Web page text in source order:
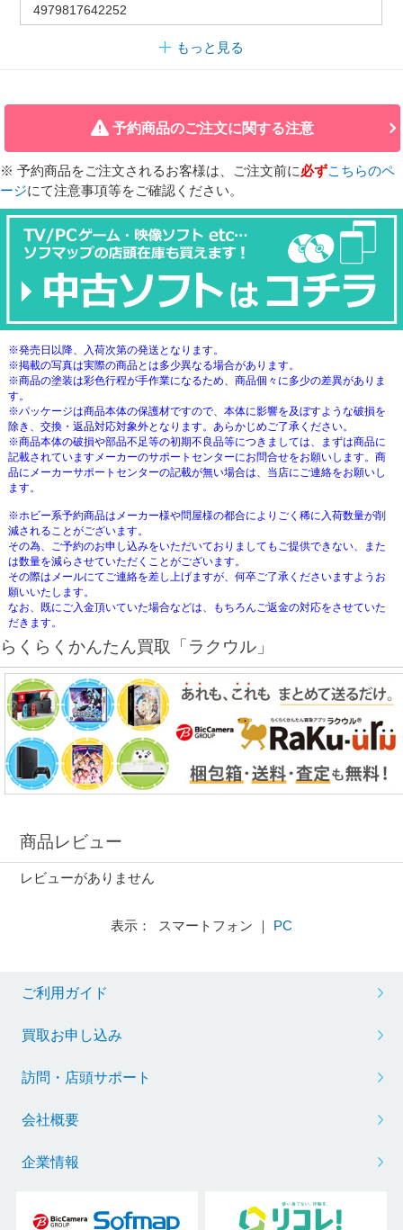
4979817642252
もっと見る
予約商品のご注文に関する注意
※ 予約商品をご注文されるお客様は、ご注文前に必ずこちらのペ
ージにて注意事項等をご確認ください。
※発売日以降、入荷次第の発送となります。
※掲載の写真は実際の商品とは多少異なる場合があります。
※商品の塗装は彩色行程が手作業になるため、商品個々に多少の差異がありま
す。
※パッケージは商品本体の保護材ですので、本体に影響を及ぼすような破損を
除き、交換・返品対応対象外となります。あらかじめご了承ください。
※商品本体の破損や部品不足等の初期不良品等につきましては、まずは商品に
記載されていますメーカーのサポートセンターにお問合せをお願いします。商
品にメーカーサポートセンターの記載が無い場合は、当店にご連絡をお願いし
ます。
※ホビー系予約商品はメーカー様や問屋様の都合によりごく稀に入荷数量が削
減されることがございます。
その為、ご予約のお申し込みをいただいておりましてもご提供できない、また
は数量を減らさせていただくことがございます。
その際はメールにてご連絡を差し上げますが、何卒ご了承くださいますようお
願いいたします。
なお、既にご入金頂いていた場合などは、もちろんご返金の対応をさせていた
だきます。
らくらくかんたん買取「ラクウル」
商品レビュー
レビューがありません
表示： スマートフォン ｜ PC
ご利用ガイド
買取お申し込み
訪問・店頭サポート
会社概要
企業情報